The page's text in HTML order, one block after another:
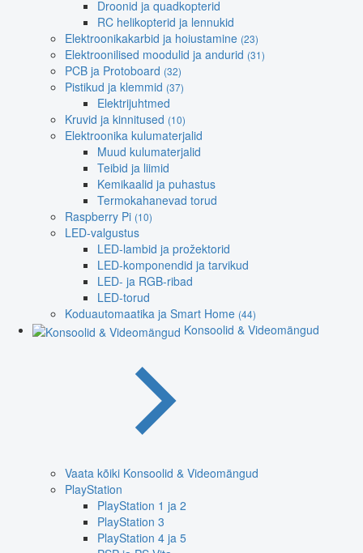
Droonid ja quadkopterid
RC helikopterid ja lennukid
Elektroonikakarbid ja hoiustamine (23)
Elektroonilised moodulid ja andurid (31)
PCB ja Protoboard (32)
Pistikud ja klemmid (37)
Elektrijuhtmed
Kruvid ja kinnitused (10)
Elektroonika kulumaterjalid
Muud kulumaterjalid
Teibid ja liimid
Kemikaalid ja puhastus
Termokahanevad torud
Raspberry Pi (10)
LED-valgustus
LED-lambid ja prožektorid
LED-komponendid ja tarvikud
LED- ja RGB-ribad
LED-torud
Koduautomaatika ja Smart Home (44)
Konsoolid & Videomängud
Vaata kõiki Konsoolid & Videomängud
PlayStation
PlayStation 1 ja 2
PlayStation 3
PlayStation 4 ja 5